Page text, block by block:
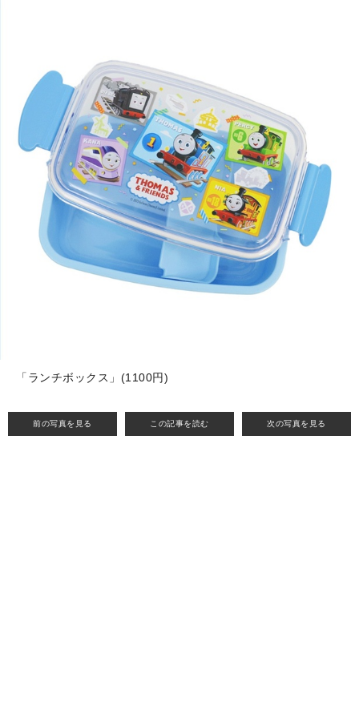
前の写真を見る この記事を読む 次の写真を見る
「ランチボックス」(1100円)